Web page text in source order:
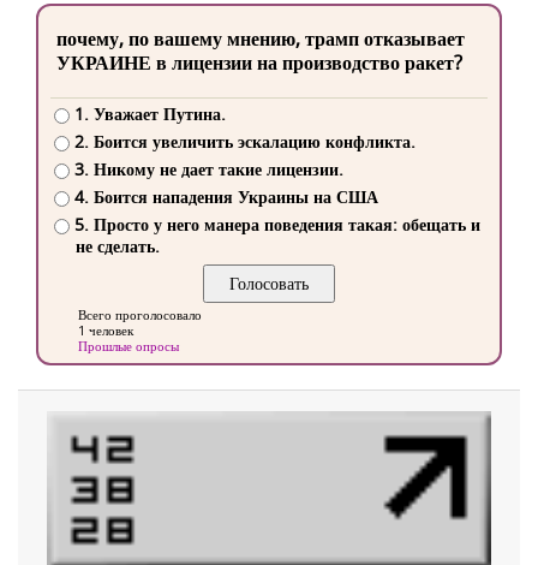
почему, по вашему мнению, трамп отказывает
УКРАИНЕ в лицензии на производство ракет?
1. Уважает Путина.
2. Боится увеличить эскалацию конфликта.
3. Никому не дает такие лицензии.
4. Боится нападения Украины на США
5. Просто у него манера поведения такая: обещать и
не сделать.
Всего проголосовало
1 человек
Прошлые опросы